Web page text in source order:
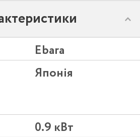
Ebara
Японія
0.9 кВт